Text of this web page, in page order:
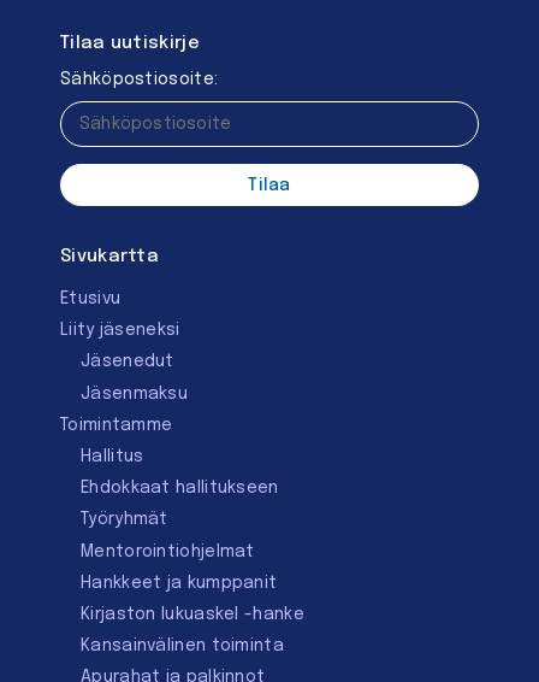
Tilaa uutiskirje
Sähköpostiosoite:
Sivukartta
Etusivu
Liity jäseneksi
Jäsenedut
Jäsenmaksu
Toimintamme
Hallitus
Ehdokkaat hallitukseen
Työryhmät
Mentorointi­ohjelmat
Hankkeet ja kumppanit
Kirjaston lukuaskel -hanke
Kansainvälinen toiminta
Apurahat ja palkinnot